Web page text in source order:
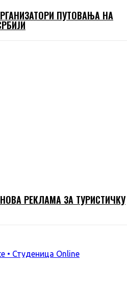
ПУТОВАЊА НА
РЕКЛАМА ЗА ТУРИСТИЧКУ